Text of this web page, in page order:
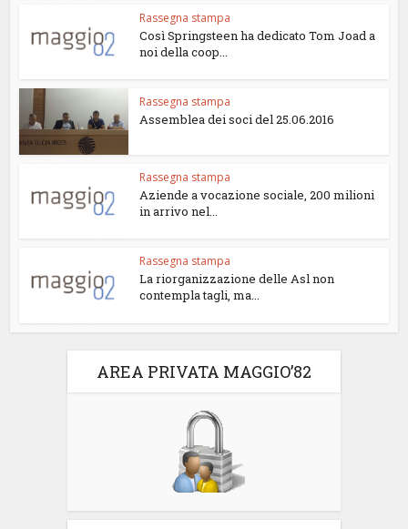
Rassegna stampa
Così Springsteen ha dedicato Tom Joad a
noi della coop...
Rassegna stampa
Assemblea dei soci del 25.06.2016
Rassegna stampa
Aziende a vocazione sociale, 200 milioni
in arrivo nel...
Rassegna stampa
La riorganizzazione delle Asl non
contempla tagli, ma...
AREA PRIVATA MAGGIO’82